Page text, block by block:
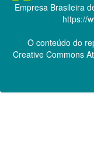
Empresa Brasileira
https://
O conteúdo do
Creative Commons